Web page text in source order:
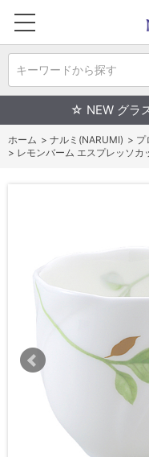
キーワードから探す
☆ NEW グラ
ホーム > ナルミ(NARUMI) > プ
> レモンバーム エスプレッソ